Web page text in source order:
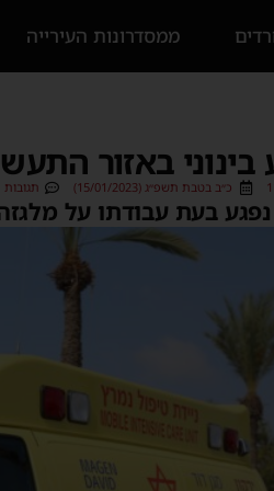
ממסדרונות העירייה
באזור
כ״ב בטבת תשפ״ג (15/01/2023) תגובות